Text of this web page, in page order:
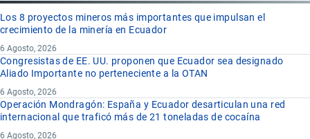
Los 8 proyectos mineros más importantes que impulsan el
crecimiento de la minería en Ecuador
6 Agosto, 2026
Congresistas de EE. UU. proponen que Ecuador sea designado
Aliado Importante no perteneciente a la OTAN
6 Agosto, 2026
Operación Mondragón: España y Ecuador desarticulan una red
internacional que traficó más de 21 toneladas de cocaína
6 Agosto, 2026